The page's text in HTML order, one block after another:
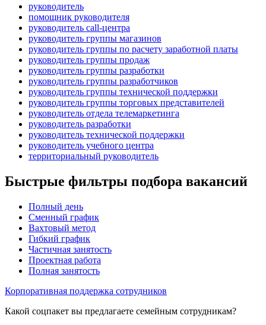
руководитель
помощник руководителя
руководитель call-центра
руководитель группы магазинов
руководитель группы по расчету заработной платы
руководитель группы продаж
руководитель группы разработки
руководитель группы разработчиков
руководитель группы технической поддержки
руководитель группы торговых представителей
руководитель отдела телемаркетинга
руководитель разработки
руководитель технической поддержки
руководитель учебного центра
территориальный руководитель
Быстрые фильтры подбора вакансий
Полный день
Сменный график
Вахтовый метод
Гибкий график
Частичная занятость
Проектная работа
Полная занятость
Корпоративная поддержка сотрудников
Какой соцпакет вы предлагаете семейным сотрудникам?